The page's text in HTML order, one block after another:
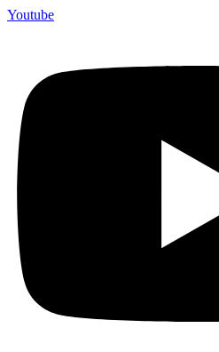
Youtube